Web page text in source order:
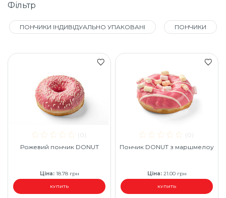
Фільтр
ПОНЧИКИ ІНДИВІДУАЛЬНО УПАКОВАНІ ПОНЧИКИ
(0)
Рожевий пончик DONUT
Ціна:18.78 грн
КУПИТЬ
(0)
Пончик DONUT з маршмелоу
Ціна:21.00 грн
КУПИТЬ